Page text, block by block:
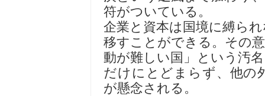
符がついている。
企業と資本は国境に縛ら
移すことができる。その
動が難しい国」という汚
だけにとどまらず、他の
が懸念される。